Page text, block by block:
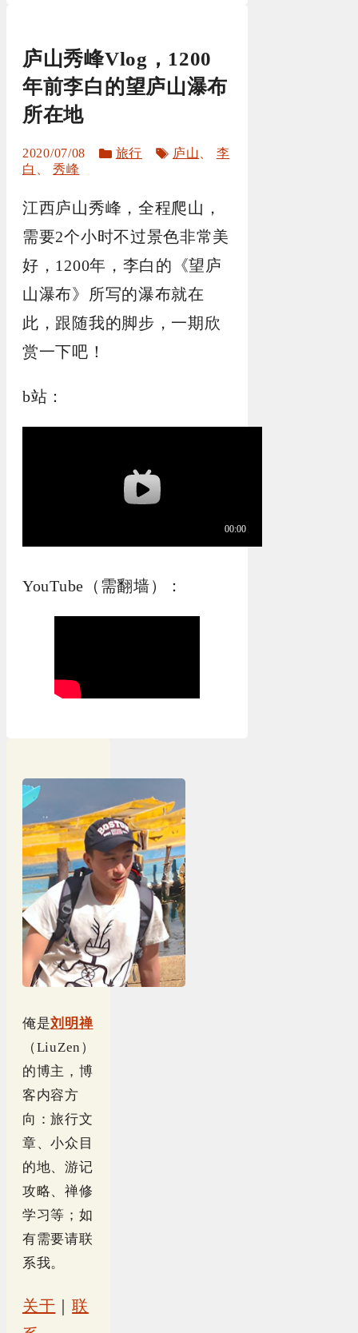
庐山秀峰Vlog，1200
年前李白的望庐山瀑布
所在地
2020/07/08
分
旅行
标
庐山
李
白
、秀峰
江西庐山秀峰，全程爬山，
需要2个小时不过景色非常美
好，1200年，李白的《望庐
山瀑布》所写的瀑布就在
此，跟随我的脚步，一期欣
赏一下吧！
b站：
YouTube（需翻墙）：
俺是刘明禅
（LiuZen）
的博主，博
客内容方
向：旅行文
章、小众目
的地、游记
攻略、禅修
学习等；如
有需要请联
系我。
关于 ｜联